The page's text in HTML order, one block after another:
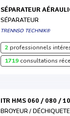
SÉPARATEUR
SÉPARATEUR
TRENNSO TECHNIK®
2professionnels
1719consultations
ITR HMS 060 / 080 /
BROYEUR /